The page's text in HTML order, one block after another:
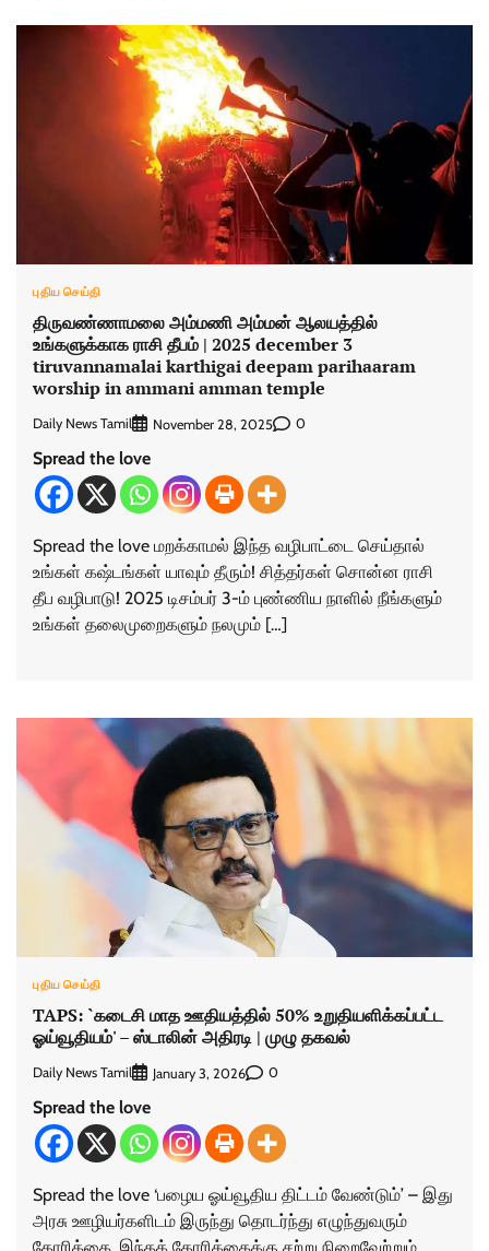
புதிய செய்தி
திருவண்ணாமலை அம்மணி அம்மன் ஆலயத்தில்
உங்களுக்காக ராசி தீபம் | 2025 december 3
tiruvannamalai karthigai deepam parihaaram
worship in ammani amman temple
Daily News Tamil November 28, 2025 0
Spread the love
Spread the love மறக்காமல் இந்த வழிபாட்டை செய்தால்
உங்கள் கஷ்டங்கள் யாவும் தீரும்! சித்தர்கள் சொன்ன ராசி
தீப வழிபாடு! 2025 டிசம்பர் 3-ம் புண்ணிய நாளில் நீங்களும்
உங்கள் தலைமுறைகளும் நலமும் […]
புதிய செய்தி
TAPS: `கடைசி மாத ஊதியத்தில் 50% உறுதியளிக்கப்பட்ட
ஓய்வூதியம்' – ஸ்டாலின் அதிரடி | முழு தகவல்
Daily News Tamil January 3, 2026 0
Spread the love
Spread the love ‘பழைய ஓய்வூதிய திட்டம் வேண்டும்’ – இது
அரசு ஊழியர்களிடம் இருந்து தொடர்ந்து எழுந்துவரும்
கோரிக்கை. இந்தக் கோரிக்கைக்கு சற்று நிறைவேற்றும்